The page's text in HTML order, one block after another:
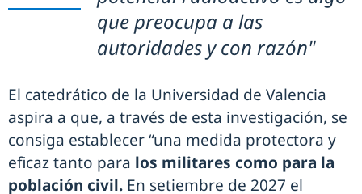
que preocupa a las
autoridades y con razón"
El catedrático de la Universidad de Valencia
aspira a que, a través de esta investigación, se
consiga establecer “una medida protectora y
eficaz tanto para los militares como para la
población civil. En setiembre de 2027 el